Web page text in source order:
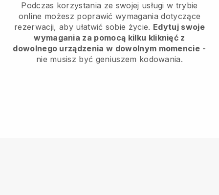
Podczas korzystania ze swojej usługi w trybie
online możesz poprawić wymagania dotyczące
rezerwacji, aby ułatwić sobie życie. Edytuj swoje
wymagania za pomocą kilku kliknięć z
dowolnego urządzenia w dowolnym momencie -
nie musisz być geniuszem kodowania.